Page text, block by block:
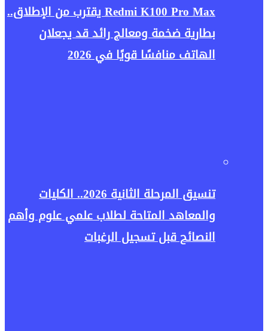
Redmi K100 Pro Max يقترب من الإطلاق..
بطارية ضخمة ومعالج رائد قد يجعلان
الهاتف منافسًا قويًا في 2026
تنسيق المرحلة الثانية 2026.. الكليات
والمعاهد المتاحة لطلاب علمي علوم وأهم
النصائح قبل تسجيل الرغبات